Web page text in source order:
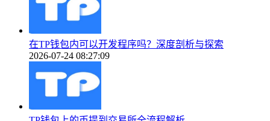
在TP钱包内可以开发程序吗？深度剖析与探索
2026-07-24 08:27:09